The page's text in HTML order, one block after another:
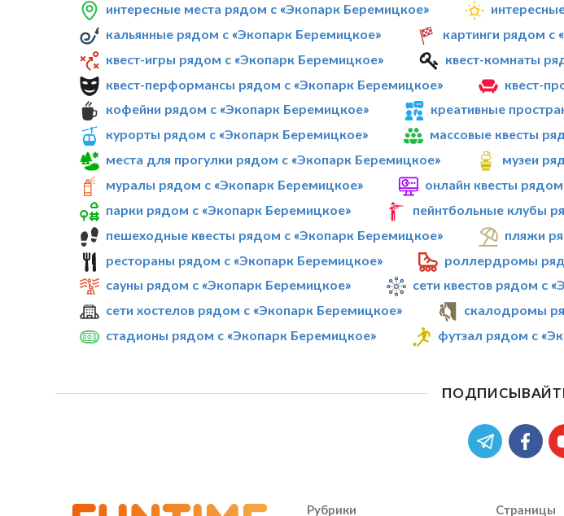
интересные места рядом с «Экопарк Беремицкое»
кальянные рядом с «Экопарк Беремицкое»
картинги рядом с
квест-игры рядом с «Экопарк Беремицкое»
квест-комнаты
квест-перформансы рядом с «Экопарк Беремицкое»
квест-
кофейни рядом с «Экопарк Беремицкое»
креативные
курорты рядом с «Экопарк Беремицкое»
массовые квесты
места для прогулки рядом с «Экопарк Беремицкое»
музеи
муралы рядом с «Экопарк Беремицкое»
онлайн квесты
парки рядом с «Экопарк Беремицкое»
пейнтбольные клубы
пешеходные квесты рядом с «Экопарк Беремицкое»
пляжи
рестораны рядом с «Экопарк Беремицкое»
роллердромы
сауны рядом с «Экопарк Беремицкое»
сети квестов рядом с
сети хостелов рядом с «Экопарк Беремицкое»
скалодромы
стадионы рядом с «Экопарк Беремицкое»
футзал рядом с
Рубрики Страницы